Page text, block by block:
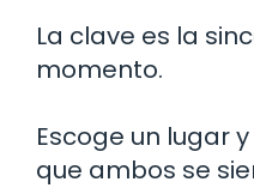
La clave es la
momento.
Escoge un lugar
que ambos se